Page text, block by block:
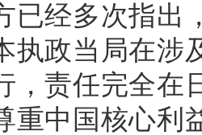
已经多次指出
执政当局在涉
，责任完全在
重中国核心利